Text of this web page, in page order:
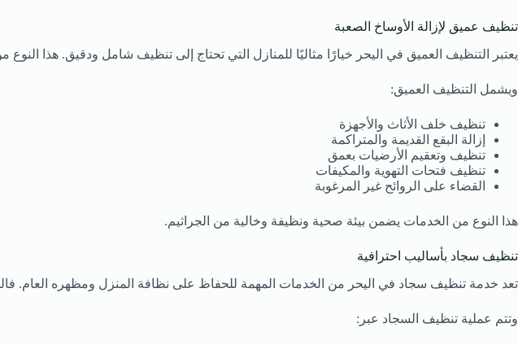
تنظيف عميق لإزالة الأوساخ الصعبة
يعتبر التنظيف العميق في اليحر خيارًا مثاليًا للمنازل التي تحتاج إلى تنظيف شامل ودقيق. هذا
ويشمل التنظيف العميق:
تنظيف خلف الأثاث والأجهزة
إزالة البقع القديمة والمتراكمة
تنظيف وتعقيم الأرضيات بعمق
تنظيف فتحات التهوية والمكيفات
القضاء على الروائح غير المرغوبة
هذا النوع من الخدمات يضمن بيئة صحية ونظيفة وخالية من الجراثيم.
تنظيف سجاد بأساليب احترافية
تعد خدمة تنظيف سجاد في اليحر من الخدمات المهمة للحفاظ على نظافة المنزل ومظهره العام.
وتتم عملية تنظيف السجاد عبر: